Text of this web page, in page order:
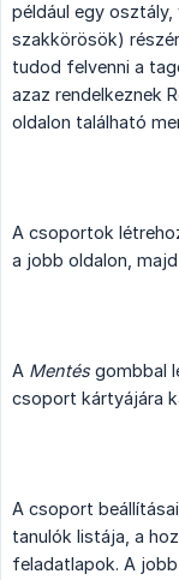
például egy
szakkörösök)
tudod felvenni a
azaz rendelkeznek
oldalon található
A csoportok
a jobb oldalon,
A Mentésgombbal
csoport kártyájára
A csoport
tanulók listája, a
feladatlapok. A